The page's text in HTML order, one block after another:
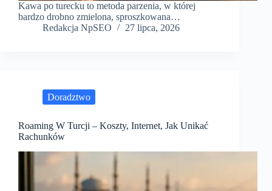
Kawa po turecku to metoda parzenia, w której
bardzo drobno zmielona, sproszkowana…
Redakcja NpSEO
27 lipca, 2026
Doradztwo
Roaming W Turcji – Koszty, Internet, Jak Unikać
Rachunków